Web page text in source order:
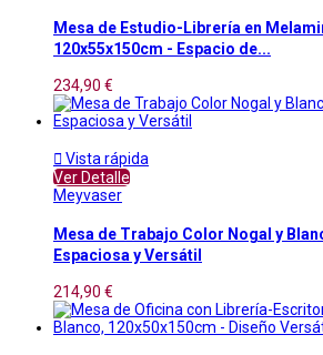
Mesa de Estudio-Librería en
120x55x150cm - Espacio de...
234,90 €
 Vista rápida
Ver Detalle
Meyvaser
Mesa de Trabajo Color Nogal y
Espaciosa y Versátil
214,90 €